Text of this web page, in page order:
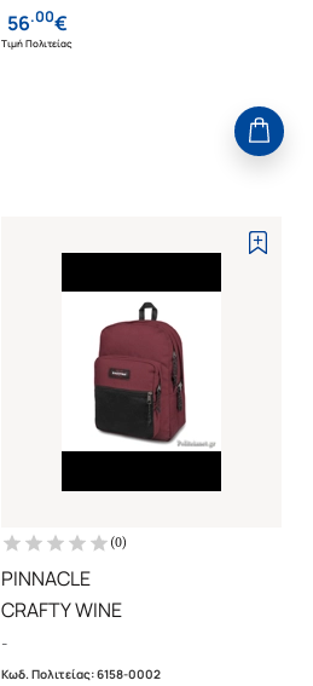
56.00€
Τιμή Πολιτείας
(0)
PINNACLE
CRAFTY WINE
-
Κωδ. Πολιτείας:6158-0002